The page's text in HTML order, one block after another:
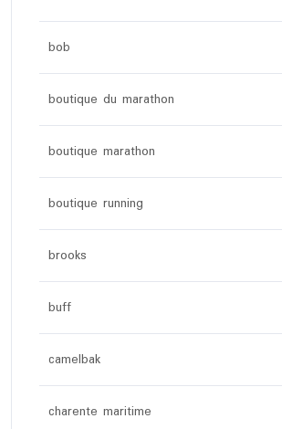
bob
boutique du marathon
boutique marathon
boutique running
brooks
buff
camelbak
charente maritime